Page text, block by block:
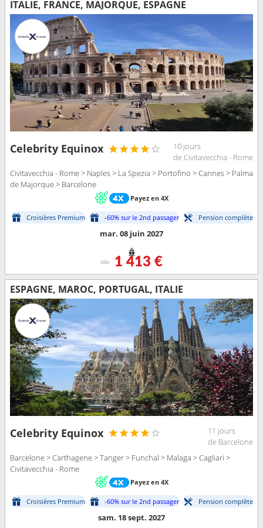
ITALIE, FRANCE, MAJORQUE, ESPAGNE
Celebrity Equinox
10 jours
de Civitavecchia - Rome
Civitavecchia - Rome > Naples > La Spezia > Portofino > Cannes > Palma
de Majorque > Barcelone
Payez en 4X
Croisières Premium -60% sur le 2nd passager Pension complète
mar. 08 juin 2027
dès 1 413 €
ESPAGNE, MAROC, PORTUGAL, ITALIE
Celebrity Equinox
11 jours
de Barcelone
Barcelone > Carthagene > Tanger > Funchal > Malaga > Cagliari >
Civitavecchia - Rome
Payez en 4X
Croisières Premium -60% sur le 2nd passager Pension complète
sam. 18 sept. 2027